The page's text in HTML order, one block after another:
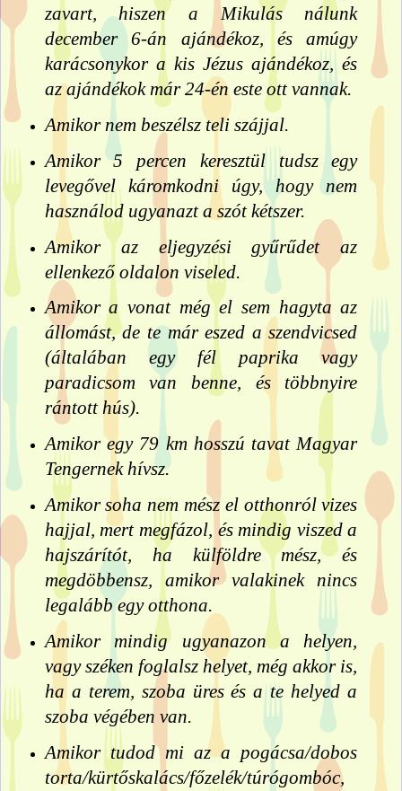
zavart, hiszen a Mikulás nálunk
december 6-án ajándékoz, és amúgy
karácsonykor a kis Jézus ajándékoz, és
az ajándékok már 24-én este ott vannak.
Amikor nem beszélsz teli szájjal.
Amikor 5 percen keresztül tudsz egy
levegővel káromkodni úgy, hogy nem
használod ugyanazt a szót kétszer.
Amikor az eljegyzési gyűrűdet az
ellenkező oldalon viseled.
Amikor a vonat még el sem hagyta az
állomást, de te már eszed a szendvicsed
(általában egy fél paprika vagy
paradicsom van benne, és többnyire
rántott hús).
Amikor egy 79 km hosszú tavat Magyar
Tengernek hívsz.
Amikor soha nem mész el otthonról vizes
hajjal, mert megfázol, és mindig viszed a
hajszárítót, ha külföldre mész, és
megdöbbensz, amikor valakinek nincs
legalább egy otthona.
Amikor mindig ugyanazon a helyen,
vagy széken foglalsz helyet, még akkor is,
ha a terem, szoba üres és a te helyed a
szoba végében van.
Amikor tudod mi az a pogácsa/dobos
torta/kürtőskalács/főzelék/túrógombóc,